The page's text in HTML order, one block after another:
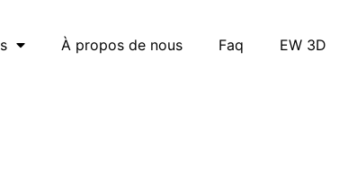
À propos de nous Faq EW 3D